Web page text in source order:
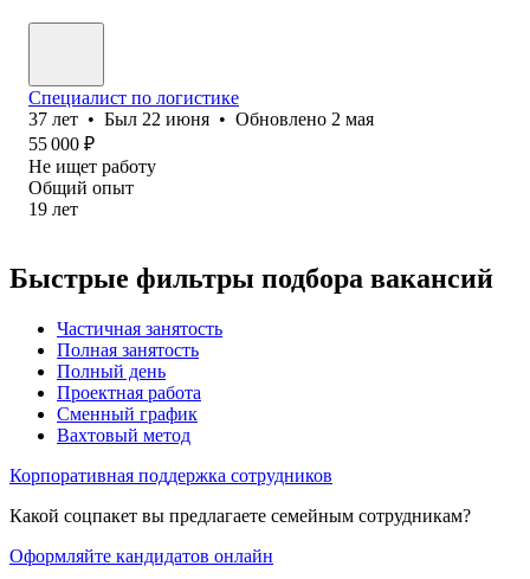
Специалист по логистике
37 лет • Был 22 июня • Обновлено 2 мая
55 000 ₽
Не ищет работу
Общий опыт
19 лет
Быстрые фильтры подбора вакансий
Частичная занятость
Полная занятость
Полный день
Проектная работа
Сменный график
Вахтовый метод
Корпоративная поддержка сотрудников
Какой соцпакет вы предлагаете семейным сотрудникам?
Оформляйте кандидатов онлайн